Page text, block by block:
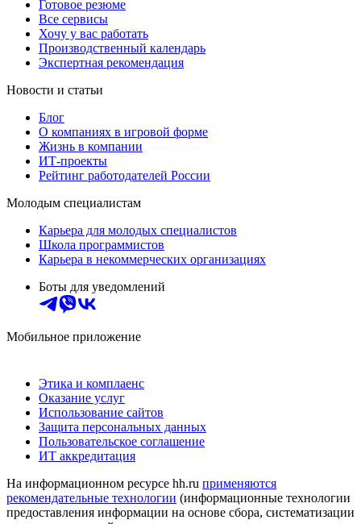
Готовое резюме
Все сервисы
Хочу у вас работать
Производственный календарь
Экспертная рекомендация
Новости и статьи
Блог
О компаниях в игровой форме
Жизнь в компании
ИТ-проекты
Рейтинг работодателей России
Молодым специалистам
Карьера для молодых специалистов
Школа программистов
Карьера в некоммерческих организациях
Боты для уведомлений
Мобильное приложение
Этика и комплаенс
Оказание услуг
Использование сайтов
Защита персональных данных
Пользовательское соглашение
ИТ аккредитация
На информационном ресурсе hh.ru применяются
рекомендательные технологии (информационные технологии
предоставления информации на основе сбора, систематизации